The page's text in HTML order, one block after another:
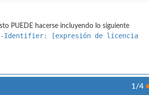
PUEDE hacerse incluyendo lo siguiente
Identifier: [expresión de licencia
1/4